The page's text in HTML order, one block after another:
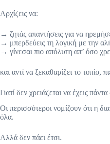
Αρχίζεις να:
→ ζητάς απαντήσεις για να
→ μπερδεύεις τη λογική με την
→ γίνεσαι πιο απόλυτη απ’ όσο
και αντί να ξεκαθαρίζει το τοπίο,
Γιατί δεν χρειάζεται να έχεις
Οι περισσότεροι νομίζουν ότι η
όλα.
Αλλά δεν πάει έτσι.